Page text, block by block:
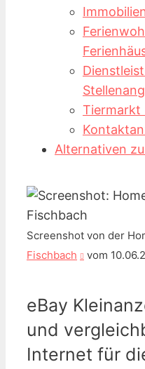
Tiermarkt
Alternativen
Screenshot von der
Fischbach
vom
eBay
und
Internet für